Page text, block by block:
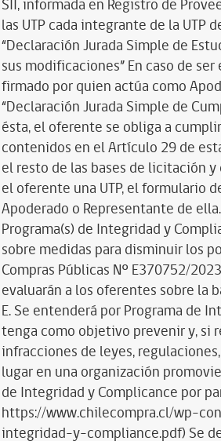
SII, informada en Registro de
las UTP cada integrante de la UTP
“Declaración Jurada Simple de
sus modificaciones” En caso de
firmado por quien actúa como
“Declaración Jurada Simple de
ésta, el oferente se obliga a
contenidos en el Artículo 29 de
el resto de las bases de licitación
el oferente una UTP, el formulario
Apoderado o Representante de
Programa(s) de Integridad y
sobre medidas para disminuir los
Compras Públicas Nº E370752/
evaluarán a los oferentes sobre la
E. Se entenderá por Programa de
tenga como objetivo prevenir y, si
infracciones de leyes,
lugar en una organización
de Integridad y Complicance por
https://www.chilecompra.cl/wp-
integridad-y-compliance.pdf) Se